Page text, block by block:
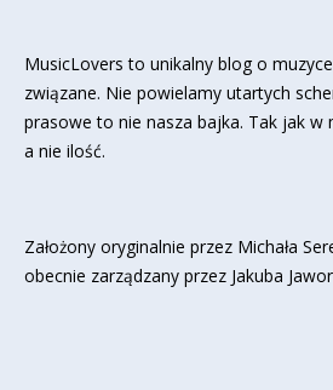
MusicLovers to unikalny blog o
związane. Nie powielamy utartych
prasowe to nie nasza bajka. Tak jak w
a nie ilość.
Założony oryginalnie przez Michała
obecnie zarządzany przez Jakuba